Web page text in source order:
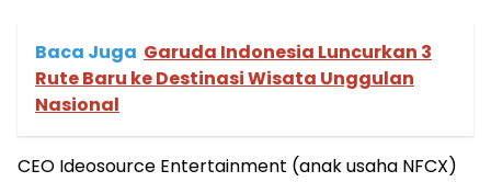
Baca Juga Garuda Indonesia Luncurkan 3
Rute Baru ke Destinasi Wisata Unggulan
Nasional
CEO Ideosource Entertainment (anak usaha NFCX)